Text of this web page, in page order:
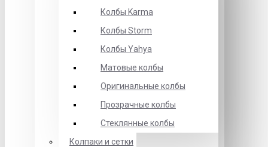
Колбы Karma
Колбы Storm
Колбы Yahya
Матовые колбы
Оригинальные колбы
Прозрачные колбы
Стеклянные колбы
Колпаки и сетки